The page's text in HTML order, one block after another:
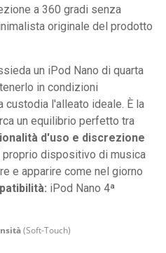
a 360 gradi senza
originale del prodotto
un iPod Nano di quarta
in condizioni
custodia l'alleato ideale. È la
un equilibrio perfetto tra
d'uso e discrezione
proprio dispositivo di musica
e apparire come nel giorno
iPod Nano 4ª
(Soft-Touch)